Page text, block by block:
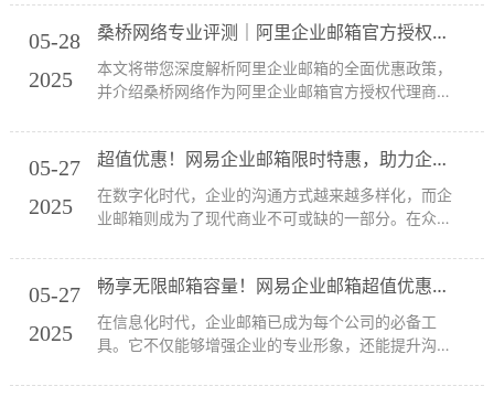
网易企业邮箱，这不仅是因为它的专业性和可靠性，
更因为它现在推出了令人心动的优惠活动！接下来，
我们...
05-28
2025
桑桥网络专业评测｜阿里企业邮箱官方授权代理深度解析：稳定传输、无限容量、全球通信优势及超值优惠促销全解读
本文将带您深度解析阿里企业邮箱的全面优惠政策，
并介绍桑桥网络作为阿里企业邮箱官方授权代理商及
测其优惠促销方案、产品稳定性以及国际化通信能
力，为企业的数字转型和智能沟通升级提供权威参考
和决策...
05-27
2025
超值优惠！网易企业邮箱限时特惠，助力企业高效沟通！
在数字化时代，企业的沟通方式越来越多样化，而企
业邮箱则成为了现代商业不可或缺的一部分。在众多
和专业性而备受青睐。现在，网易企业邮箱正在进行
一系列的促销活动，让更多企业享受到高品质的邮箱
服务...
05-27
2025
畅享无限邮箱容量！网易企业邮箱超值优惠等你来拿！
在信息化时代，企业邮箱已成为每个公司的必备工
具。它不仅能够增强企业的专业形象，还能提升沟通
网易企业邮箱正在进行超值优惠活动，让您在享受专